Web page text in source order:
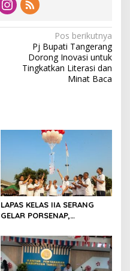
Pos berikutnya
Pj Bupati Tangerang
Dorong Inovasi untuk
Tingkatkan Literasi dan
Minat Baca
LAPAS KELAS IIA SERANG
GELAR PORSENAP,
DAN KEBERSAMAAN